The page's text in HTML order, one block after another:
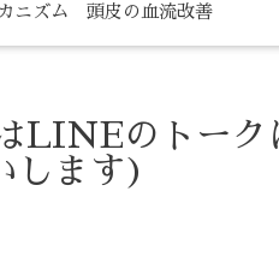
ニズム 頭皮の血流改善
のトーク
します)